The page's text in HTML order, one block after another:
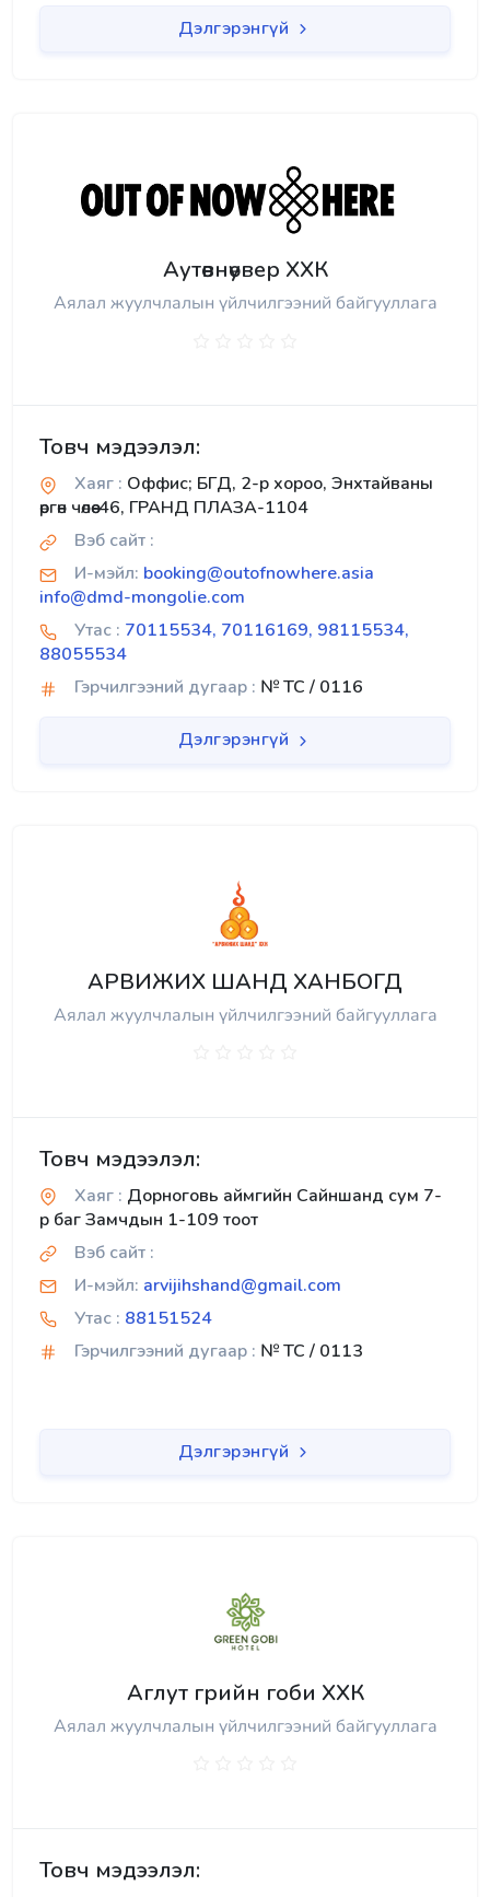
Дэлгэрэнгүй
Аутөвнөувер ХХК
Аялал жуулчлалын үйлчилгээний байгууллага
Товч мэдээлэл:
Хаяг : Оффис; БГД, 2-р хороо, Энхтайваны
өргөн чөлөө-46, ГРАНД ПЛАЗА-1104
Вэб сайт :
И-мэйл: booking@outofnowhere.asia
info@dmd-mongolie.com
Утас : 70115534, 70116169, 98115534,
88055534
Гэрчилгээний дугаар : № TC / 0116
Дэлгэрэнгүй
АРВИЖИХ ШАНД ХАНБОГД
Аялал жуулчлалын үйлчилгээний байгууллага
Товч мэдээлэл:
Хаяг : Дорноговь аймгийн Сайншанд сум 7-
р баг Замчдын 1-109 тоот
Вэб сайт :
И-мэйл: arvijihshand@gmail.com
Утас : 88151524
Гэрчилгээний дугаар : № TC / 0113
Дэлгэрэнгүй
Аглут грийн гоби ХХК
Аялал жуулчлалын үйлчилгээний байгууллага
Товч мэдээлэл: